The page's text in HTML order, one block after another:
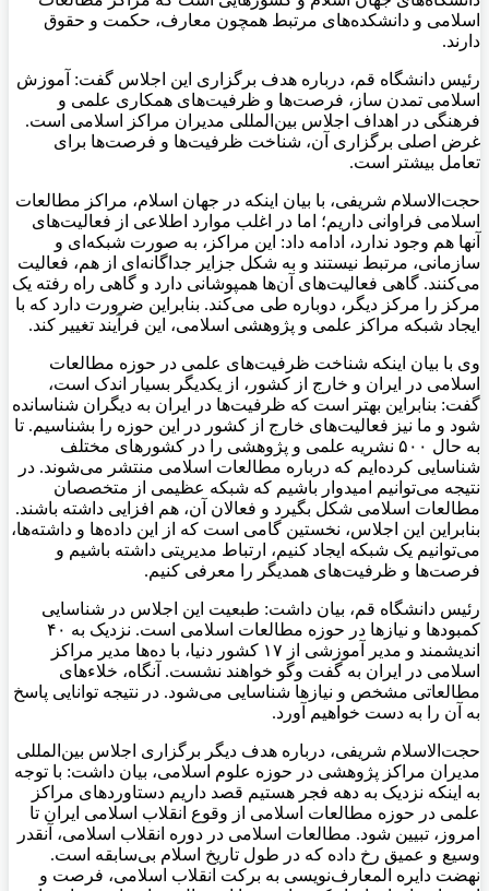
اسلامی و دانشکده‌های مرتبط همچون معارف، حکمت و حقوق
دارند.
رئیس دانشگاه قم، درباره هدف برگزاری این اجلاس گفت: آموزش
اسلامی تمدن ساز، فرصت‌ها و ظرفیت‌های همکاری علمی و
فرهنگی در اهداف اجلاس بین‌المللی مدیران مراکز اسلامی است.
غرض اصلی برگزاری آن، شناخت ظرفیت‌ها و فرصت‌ها برای
تعامل بیشتر است.
حجت‌الاسلام شریفی، با بیان اینکه در جهان اسلام، مراکز مطالعات
اسلامی فراوانی داریم؛ اما در اغلب موارد اطلاعی از فعالیت‌های
آنها هم وجود ندارد، ادامه داد: این مراکز، به صورت شبکه‌ای و
سازمانی، مرتبط نیستند و به شکل جزایر جداگانه‌ای از هم، فعالیت
می‌کنند. گاهی فعالیت‌های آن‌ها همپوشانی دارد و گاهی راه رفته یک
مرکز را مرکز دیگر، دوباره طی می‌کند. بنابراین ضرورت دارد که با
ایجاد شبکه مراکز علمی و پژوهشی اسلامی، این فرآیند تغییر کند.
وی با بیان اینکه شناخت ظرفیت‌های علمی در حوزه مطالعات
اسلامی در ایران و خارج از کشور، از یکدیگر بسیار اندک است،
گفت: بنابراین بهتر است که ظرفیت‌ها در ایران به دیگران شناسانده
شود و ما نیز فعالیت‌های خارج از کشور در این حوزه را بشناسیم. تا
به حال ۵۰۰ نشریه علمی و پژوهشی را در کشورهای مختلف
شناسایی کرده‌ایم که درباره مطالعات اسلامی منتشر می‌شوند. در
نتیجه می‌توانیم امیدوار باشیم که شبکه عظیمی از متخصصان
مطالعات اسلامی شکل بگیرد و فعالان آن، هم افزایی داشته باشند.
بنابراین این اجلاس، نخستین گامی است که از این داده‌ها و داشته‌ها،
می‌توانیم یک شبکه ایجاد کنیم، ارتباط مدیریتی داشته باشیم و
فرصت‌ها و ظرفیت‌های همدیگر را معرفی کنیم.
رئیس دانشگاه قم، بیان داشت: طبعیت این اجلاس در شناسایی
کمبودها و نیازها در حوزه مطالعات اسلامی است. نزدیک به ۴۰
اندیشمند و مدیر آموزشی از ۱۷ کشور دنیا، با ده‌ها مدیر مراکز
اسلامی در ایران به گفت وگو خواهند نشست. آنگاه، خلاءهای
مطالعاتی مشخص و نیازها شناسایی می‌شود. در نتیجه توانایی پاسخ
به آن را به دست خواهیم آورد.
حجت‌الاسلام شریفی، درباره هدف دیگر برگزاری اجلاس بین‌المللی
مدیران مراکز پژوهشی در حوزه علوم اسلامی، بیان داشت: با توجه
به اینکه نزدیک به دهه فجر هستیم قصد داریم دستاوردهای مراکز
علمی در حوزه مطالعات اسلامی از وقوع انقلاب اسلامی ایران تا
امروز، تبیین شود. مطالعات اسلامی در دوره انقلاب اسلامی، آنقدر
وسیع و عمیق رخ داده که در طول تاریخ اسلام بی‌سابقه است.
نهضت دایره المعارف‌نویسی به برکت انقلاب اسلامی، فرصت و